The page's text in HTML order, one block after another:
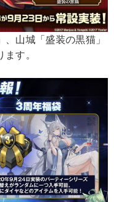
山城「盛装の黒猫」
す。